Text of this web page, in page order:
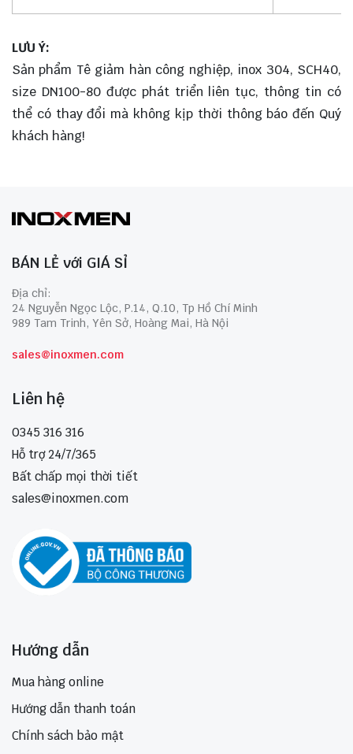
LƯU Ý:
Sản phẩm Tê giảm hàn công nghiệp, inox 304, SCH40,
size DN100-80 được phát triển liên tục, thông tin có
thể có thay đổi mà không kịp thời thông báo đến Quý
khách hàng!
BÁN LẺ với GIÁ SỈ
Địa chỉ:
24 Nguyễn Ngọc Lộc, P.14, Q.10, Tp Hồ Chí Minh
989 Tam Trinh, Yên Sở, Hoàng Mai, Hà Nội
sales@inoxmen.com
Liên hệ
0345 316 316
Hỗ trợ 24/7/365
Bất chấp mọi thời tiết
sales@inoxmen.com
Hướng dẫn
Mua hàng online
Hướng dẫn thanh toán
Chính sách bảo mật